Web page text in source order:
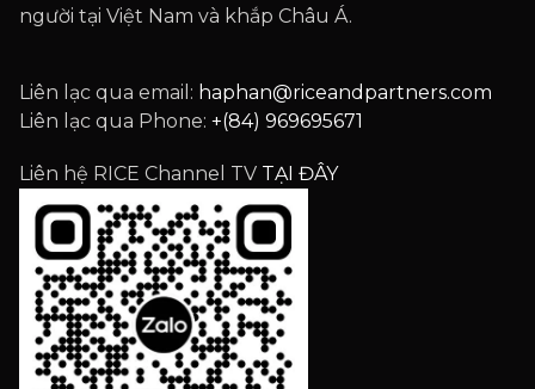
người tại Việt Nam và khắp Châu Á.
Liên lạc qua email: haphan@riceandpartners.com
Liên lạc qua Phone: +(84) 969695671
Liên hệ RICE Channel TV TẠI ĐÂY